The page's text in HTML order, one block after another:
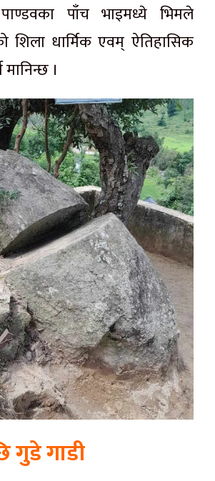
पाँच भाइमध्ये भिमले
शिला धार्मिक एवम् ऐतिहासिक
।
गुडे गाडी